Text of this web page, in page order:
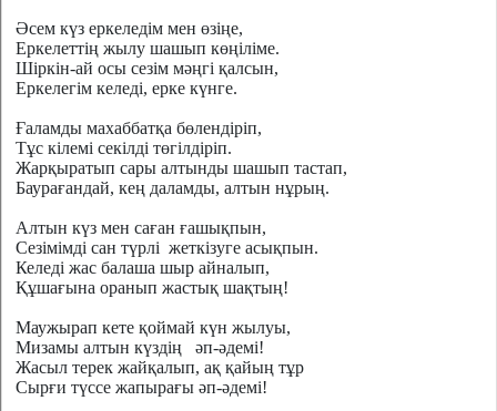
Әсем күз еркеледім мен өзіңе,
Еркелеттің жылу шашып көңіліме.
Шіркін-ай осы сезім мәңгі қалсын,
Еркелегім келеді, ерке күнге.
Ғаламды махаббатқа бөлендіріп,
Тұс кілемі секілді төгілдіріп.
Жарқыратып сары алтынды шашып тастап,
Баурағандай, кең даламды, алтын нұрың.
Алтын күз мен саған ғашықпын,
Сезімімді сан түрлі жеткізуге асықпын.
Келеді жас балаша шыр айналып,
Құшағына оранып жастық шақтың!
Маужырап кете қоймай күн жылуы,
Мизамы алтын күздің
әп-әдемі!
Жасыл терек жайқалып, ақ қайың тұр
Сырғи түссе жапырағы әп-әдемі!